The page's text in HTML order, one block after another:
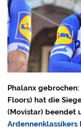
Phalanx
Floors) hat die
(Movistar) beendet
Ardennenklassikers